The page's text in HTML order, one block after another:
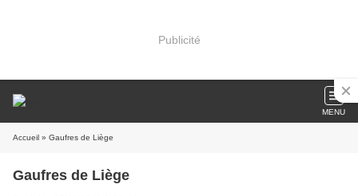
Publicité
MENU
Accueil » Gaufres de Liège
Gaufres de Liège